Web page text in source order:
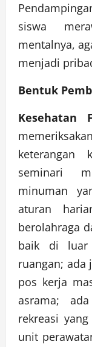
siswa
mentalnya,
menjadi
Bentuk
Kesehatan
keterangan
seminari
minuman
aturan
berolahraga
baik di luar
ruangan; ada
pos kerja
asrama;
rekreasi
unit